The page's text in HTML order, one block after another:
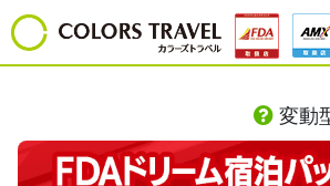
変動